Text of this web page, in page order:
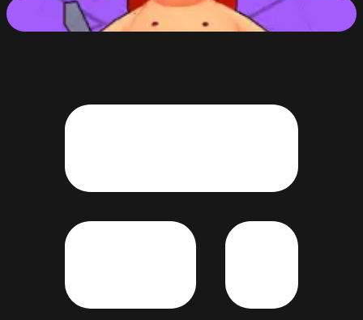
Sumo Smash!
64